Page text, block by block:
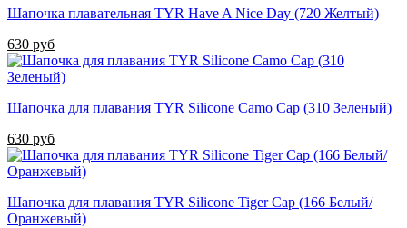
Шапочка плавательная TYR Have A Nice Day (720 Желтый)
630 руб
Шапочка для плавания TYR Silicone Camo Cap (310 Зеленый)
630 руб
Шапочка для плавания TYR Silicone Tiger Cap (166 Белый/
Оранжевый)